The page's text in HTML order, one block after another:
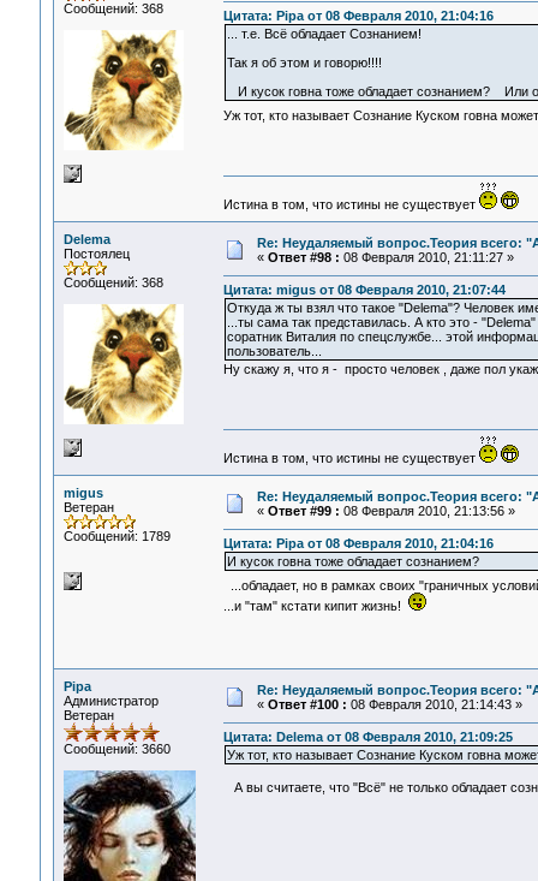
Сообщений: 368
Цитата: Pipa от 08 Февраля 2010, 21:04:16
... т.е. Всё обладает Сознанием!
Так я об этом и говорю!!!!
И кусок говна тоже обладает сознанием? Или
Уж тот, кто называет Сознание Куском говна
Истина в том, что истины не существует
Delema
Постоялец
Сообщений: 368
Re: Неудаляемый вопрос.Теория всего:
« Ответ #98 : 08 Февраля 2010, 21:11:27 »
Цитата: migus от 08 Февраля 2010, 21:07:44
Откуда ж ты взял что такое "Delema"? Человек
...ты сама так представилась. А кто это -
соратник Виталия по спецслужбе... этой
пользователь...
Ну скажу я, что я - просто человек , даже пол
Истина в том, что истины не существует
migus
Ветеран
Сообщений: 1789
Re: Неудаляемый вопрос.Теория всего:
« Ответ #99 : 08 Февраля 2010, 21:13:56 »
Цитата: Pipa от 08 Февраля 2010, 21:04:16
И кусок говна тоже обладает сознанием?
...обладает, но в рамках своих "граничных
...и "там" кстати кипит жизнь!
Pipa
Администратор
Ветеран
Сообщений: 3660
Re: Неудаляемый вопрос.Теория всего:
« Ответ #100 : 08 Февраля 2010, 21:14:43 »
Цитата: Delema от 08 Февраля 2010, 21:09:25
Уж тот, кто называет Сознание Куском говна
А вы считаете, что "Всё" не только обладает